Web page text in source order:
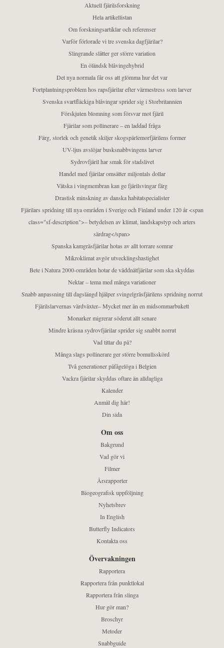
Aktuell fjärilsforskning
Hela artikellistan
Om forskningsartiklar och referenser
Varför förlorade vi tre svenska dagfjärilar?
Slingrande slåtter ger större variation
En öländsk blåvingehybrid
Det nya normala får oss att glömma hur det var
Fortplantningsproblem hos rapsfjärilar efter värmestress som larver
Svenska svartfläckiga blåvingar sprider sig i Storbritannien
Förskjuten blomning som försvar mot fjäril
Fjärilar som pollinerare – en laddad fråga
Färg, storlek och genetik skiljer skogspärlemorfjärilens former
UV-ljus avslöjar busksnabbvingens larver
Sydrovfjäril har smak för stadslivet
Handel med fjärilar omsätter miljontals dollar
Vätska i vingmembran kan ge fjärilsvingar färg
Drastisk minskning av danska habitatspecialister
Fjärilars spridning till nya områden i Sverige och Finland under 120 år <span
class="sf-description">– betydelsen av klimat, landskapstyp och arters
särdrag</span>
Spanska kamgräsfjärilar hotas av allt torrare somrar
Mikroklimat avgör utvecklingshastighet
Bete i Natura 2000-områden hotar de väddnätfjärilar som ska skyddas
Nektar – tema med många variationer
Snabb anpassning till dagslängd hjälper svingelgräsfjärilens spridning norrut
Fjärilslarvernas värdväxter– Mycket mer än en midsommarbukett
Monarker migrerar söderut allt senare
Mindre kräsna sydrovfjärilar sprider sig snabbt norrut
Vad tittar du på?
Många slags pollinerare ger större bomullsskörd
Två generationer påfågelöga i Belgien
Vackra fjärilar skyddas oftare än alldagliga
Kalender
Anmäl dig här!
Din sida
Om oss
Bakgrund
Vad gör vi
Filmer
Årsrapporter
Biogeografisk uppföljning
Nyhetsbrev
In English
Butterfly Indicators
Kontakta oss
Övervakningen
Rapportera
Rapportera från punktlokal
Rapportera från slinga
Hur gör man?
Broschyr
Metoder
Snabbguide